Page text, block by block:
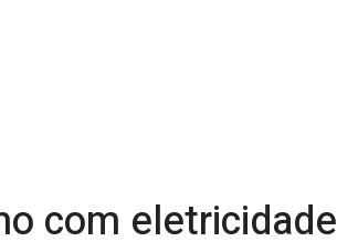
com eletricidade